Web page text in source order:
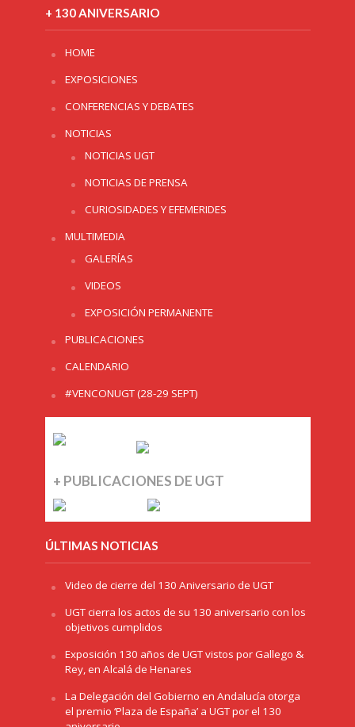
+ 130 ANIVERSARIO
HOME
EXPOSICIONES
CONFERENCIAS Y DEBATES
NOTICIAS
NOTICIAS UGT
NOTICIAS DE PRENSA
CURIOSIDADES Y EFEMERIDES
MULTIMEDIA
GALERÍAS
VIDEOS
EXPOSICIÓN PERMANENTE
PUBLICACIONES
CALENDARIO
#VENCONUGT (28-29 SEPT)
+ PUBLICACIONES DE UGT
ÚLTIMAS NOTICIAS
Video de cierre del 130 Aniversario de UGT
UGT cierra los actos de su 130 aniversario con los
objetivos cumplidos
Exposición 130 años de UGT vistos por Gallego &
Rey, en Alcalá de Henares
La Delegación del Gobierno en Andalucía otorga
el premio ‘Plaza de España’ a UGT por el 130